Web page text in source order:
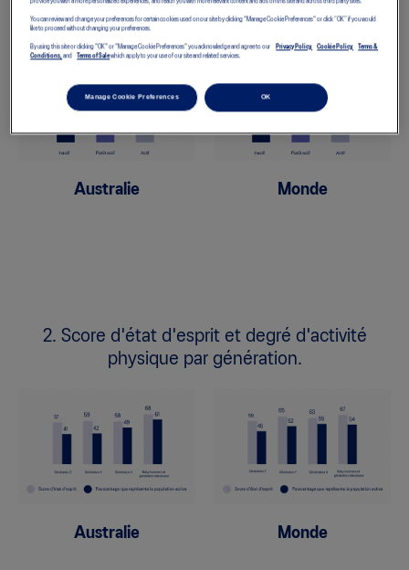
physique.
Australie Monde
2. Score d'état d'esprit et degré d'activité
physique par génération.
Australie Monde
You can review and change your preferences for certain cookies used on our site by clicking "Manage Cookie Preferences" or click “OK” if you would
like to proceed without changing your preferences.
By using this site or clicking "OK" or "Manage Cookie Preferences" you acknowledge and agree to our Privacy Policy, Cookie Policy,
Terms &
Conditions, and Terms of Salewhich apply to your use of our site and related services.
Manage Cookie Preferences OK